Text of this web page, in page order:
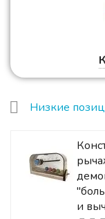
Низкие
и